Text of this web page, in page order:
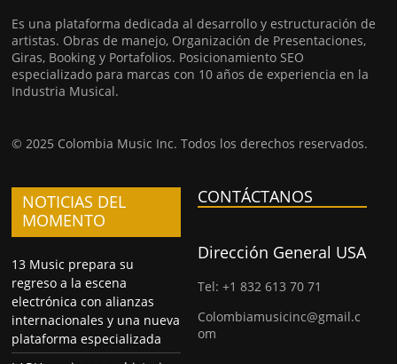
Es una plataforma dedicada al desarrollo y estructuración de
artistas. Obras de manejo, Organización de Presentaciones,
Giras, Booking y Portafolios. Posicionamiento SEO
especializado para marcas con 10 años de experiencia en la
Industria Musical.
© 2025 Colombia Music Inc. Todos los derechos reservados.
NOTICIAS DEL
MOMENTO
13 Music prepara su
regreso a la escena
electrónica con alianzas
internacionales y una nueva
plataforma especializada
CONTÁCTANOS
Dirección General USA
Tel: +1 832 613 70 71
Colombiamusicinc@gmail.c
om